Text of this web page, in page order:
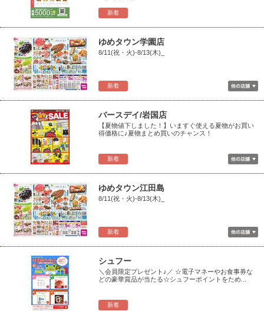
新着
新着
ゆめタウン学園店
8/11(祝・火)-8/13(木)_
新着
バースデイ/岩国店
【夏物値下しました！】いますぐ使える夏物がお買い
得価格に♪夏物まとめ買いのチャンス！
新着
ゆめタウン江田島
8/11(祝・火)-8/13(木)_
新着
シュフー
＼会員限定プレゼント♪／ ☆電子マネーやお食事券な
どの豪華賞品が当たる☆シュフーポイントをため...